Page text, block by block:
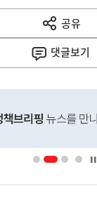
공유
열
기
댓글보기